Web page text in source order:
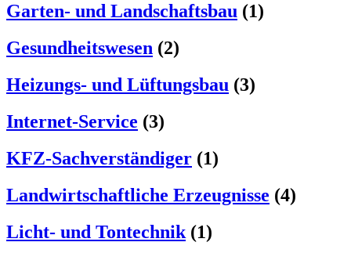
Garten- und Landschaftsbau (1)
Gesundheitswesen (2)
Heizungs- und Lüftungsbau (3)
Internet-Service (3)
KFZ-Sachverständiger (1)
Landwirtschaftliche Erzeugnisse (4)
Licht- und Tontechnik (1)